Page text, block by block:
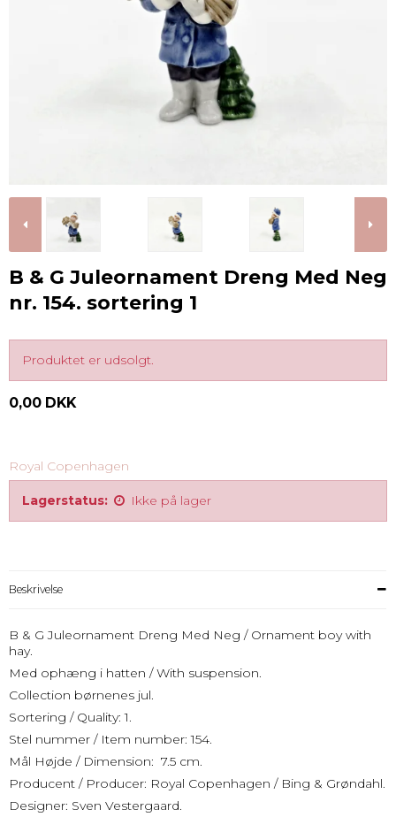
B & G Juleornament Dreng Med Neg
nr. 154. sortering 1
Produktet er udsolgt.
0,00 DKK
Royal Copenhagen
Lagerstatus: Ikke på lager
Beskrivelse
B & G Juleornament Dreng Med Neg / Ornament boy with
hay.
Med ophæng i hatten / With suspension.
Collection børnenes jul.
Sortering / Quality: 1.
Stel nummer / Item number: 154.
Mål Højde / Dimension: 7.5 cm.
Producent / Producer: Royal Copenhagen / Bing & Grøndahl.
Designer: Sven Vestergaard.